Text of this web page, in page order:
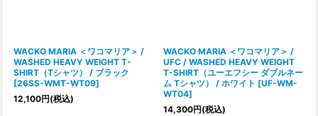
WACKO MARIA ＜ワコマリア＞ /
WASHED HEAVY WEIGHT T-
SHIRT（Tシャツ） / ブラック
[26SS-WMT-WT09]
12,100円(税込)
WACKO MARIA ＜ワコマリア＞ /
UFC / WASHED HEAVY WEIGHT
T-SHIRT（ユーエフシー ダブルネー
ム Tシャツ） / ホワイト [UF-WM-
WT04]
14,300円(税込)